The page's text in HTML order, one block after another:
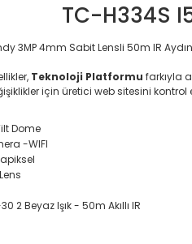
TC-H334S
3MP 4mm Sabit Lensli 50m IR
Teknoloji Platformu farkıyla
için üretici web sitesini kontrol
Dome
-WIFI
2 Beyaz Işık - 50m Akıllı IR